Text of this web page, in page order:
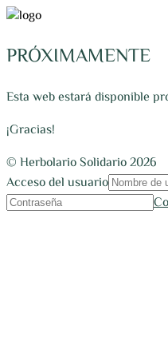
PRÓXIMAMENTE
Esta web estará disponible
¡Gracias!
© Herbolario Solidario 2026
Acceso del usuario